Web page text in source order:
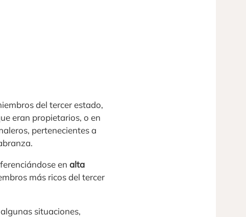
del tercer estado,
eran propietarios, o en
pertenecientes a
en alta
más ricos del tercer
situaciones,